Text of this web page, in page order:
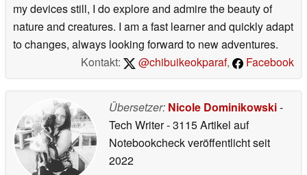
my devices still, I do explore and admire the beauty of
nature and creatures. I am a fast learner and quickly adapt
to changes, always looking forward to new adventures.
Kontakt:
@chibuikeokparaf, Facebook
Übersetzer: Nicole Dominikowski-
Tech Writer- 3115 Artikel auf
Notebookcheck veröffentlichtseit
2022